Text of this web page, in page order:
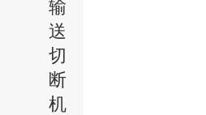
输
送
切
断
机